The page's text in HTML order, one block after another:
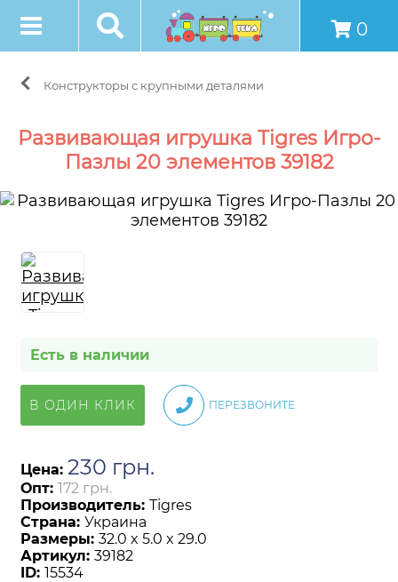
0
Конструкторы с крупными деталями
Развивающая игрушка Tigres Игро-
Пазлы 20 элементов 39182
Есть в наличии
В ОДИН КЛИК ПЕРЕЗВОНИТЕ
Цена: 230 грн.
Опт: 172 грн.
Производитель: Tigres
Страна: Украина
Размеры: 32.0 x 5.0 x 29.0
Артикул: 39182
ID: 15534